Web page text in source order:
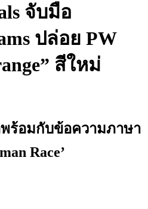
จับมือ
ปล่อย PW
สีใหม่
ร้อมกับข้อความภาษา
Race’